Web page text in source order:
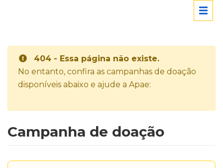
404 - Essa página não existe.
No entanto, confira as campanhas de doação
disponíveis abaixo e ajude a Apae:
Campanha de doação